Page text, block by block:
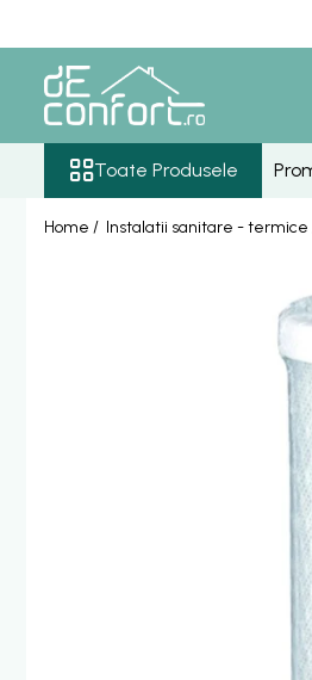
Toate Produsele
Baterii Sanitare
Senzori lavoar - pisoar
Baterie lavoar senzor
Baterie pisoar senzor
Toate Produsele
Home / Instalatii sanitare - termice